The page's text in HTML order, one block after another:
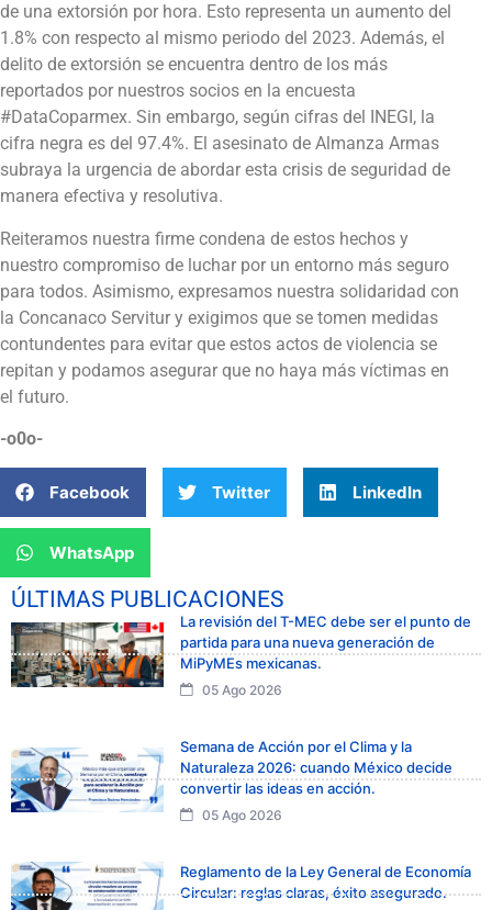
de una extorsión por hora. Esto representa un aumento del
1.8% con respecto al mismo periodo del 2023. Además, el
delito de extorsión se encuentra dentro de los más
reportados por nuestros socios en la encuesta
#DataCoparmex. Sin embargo, según cifras del INEGI, la
cifra negra es del 97.4%. El asesinato de Almanza Armas
subraya la urgencia de abordar esta crisis de seguridad de
manera efectiva y resolutiva.
Reiteramos nuestra firme condena de estos hechos y
nuestro compromiso de luchar por un entorno más seguro
para todos. Asimismo, expresamos nuestra solidaridad con
la Concanaco Servitur y exigimos que se tomen medidas
contundentes para evitar que estos actos de violencia se
repitan y podamos asegurar que no haya más víctimas en
el futuro.
-o0o-
Facebook Twitter LinkedIn
WhatsApp
ÚLTIMAS PUBLICACIONES
La revisión del T-MEC debe ser el punto de
partida para una nueva generación de
MiPyMEs mexicanas.
05 Ago 2026
Semana de Acción por el Clima y la
Naturaleza 2026: cuando México decide
convertir las ideas en acción.
05 Ago 2026
Reglamento de la Ley General de Economía
Circular: reglas claras, éxito asegurado.